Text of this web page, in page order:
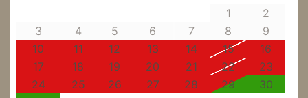
1
2
3
4 5 6 7 8
9
10
11 12 13 14 15
16
17
18 19 20 21 22
23
24
25 26 27 28 29
30